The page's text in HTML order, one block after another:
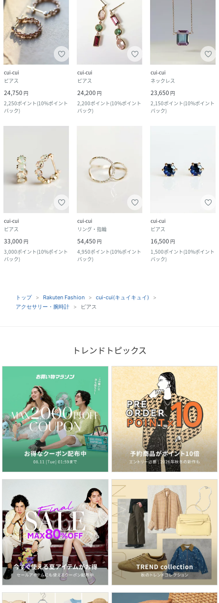
cui-cui
ピアス
24,750 円
2,250ポイント(10%ポイント
バック)
cui-cui
ピアス
24,200 円
2,200ポイント(10%ポイント
バック)
cui-cui
ネックレス
23,650 円
2,150ポイント(10%ポイント
バック)
cui-cui
ピアス
33,000 円
3,000ポイント(10%ポイント
バック)
cui-cui
リング・指輪
54,450 円
4,950ポイント(10%ポイント
バック)
cui-cui
ピアス
16,500 円
1,500ポイント(10%ポイント
バック)
トップ Rakuten Fashion
cui-cui(キュイキュイ)
アクセサリー・腕時計
ピアス
トレンドトピックス